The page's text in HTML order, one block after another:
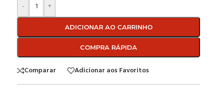
- +
ADICIONAR AO CARRINHO
COMPRA RÁPIDA
Comparar Adicionar aos Favoritos